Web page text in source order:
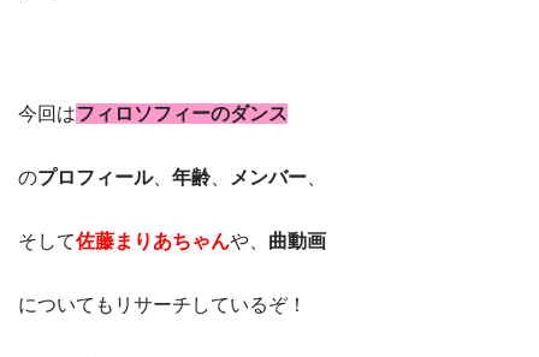
今回はフィロソフィーのダンス
のプロフィール、 年齢 メンバー
そして佐藤まりあちゃんや、 曲動画
についてもリサーチしているぞ！